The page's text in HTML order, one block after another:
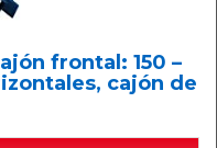
frontal: 150 –
cajón de